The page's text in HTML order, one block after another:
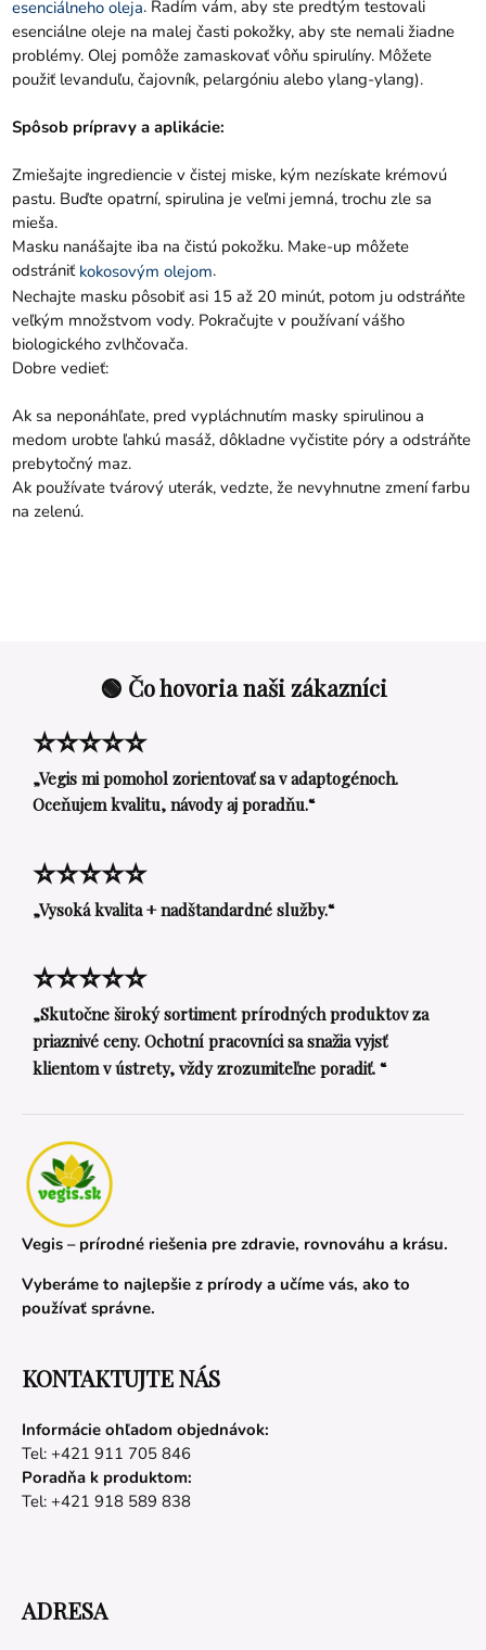
esenciálneho oleja. Radím vám, aby ste predtým testovali
esenciálne oleje na malej časti pokožky, aby ste nemali žiadne
problémy. Olej pomôže zamaskovať vôňu spirulíny. Môžete
použiť levanduľu, čajovník, pelargóniu alebo ylang-ylang).
Spôsob prípravy a aplikácie:
Zmiešajte ingrediencie v čistej miske, kým nezískate krémovú
pastu. Buďte opatrní, spirulina je veľmi jemná, trochu zle sa
mieša.
Masku nanášajte iba na čistú pokožku. Make-up môžete
odstrániť kokosovým olejom.
Nechajte masku pôsobiť asi 15 až 20 minút, potom ju odstráňte
veľkým množstvom vody. Pokračujte v používaní vášho
biologického zvlhčovača.
Dobre vedieť:
Ak sa neponáhľate, pred vypláchnutím masky spirulinou a
medom urobte ľahkú masáž, dôkladne vyčistite póry a odstráňte
prebytočný maz.
Ak používate tvárový uterák, vedzte, že nevyhnutne zmení farbu
na zelenú.
🟢 Čo hovoria naši zákazníci
⭐⭐⭐⭐⭐
„Vegis mi pomohol zorientovať sa v adaptogénoch.
Oceňujem kvalitu, návody aj poradňu.“
⭐⭐⭐⭐⭐
„Vysoká kvalita + nadštandardné služby.“
⭐⭐⭐⭐⭐
„Skutočne široký sortiment prírodných produktov za
priaznivé ceny. Ochotní pracovníci sa snažia vyjsť
klientom v ústrety, vždy zrozumiteľne poradiť. “
Vegis – prírodné riešenia pre zdravie, rovnováhu a krásu.
Vyberáme to najlepšie z prírody a učíme vás, ako to
používať správne.
KONTAKTUJTE NÁS
Informácie ohľadom objednávok:
Tel: +421 911 705 846
Poradňa k produktom:
Tel: +421 918 589 838
ADRESA